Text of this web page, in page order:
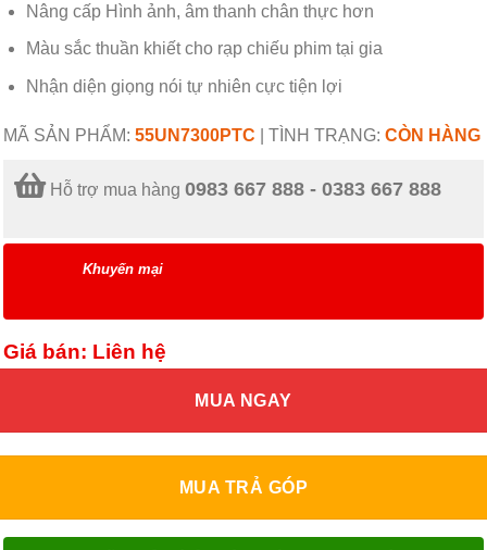
Nâng cấp Hình ảnh, âm thanh chân thực hơn
Màu sắc thuần khiết cho rạp chiếu phim tại gia
Nhận diện giọng nói tự nhiên cực tiện lợi
MÃ SẢN PHẨM: 55UN7300PTC TÌNH TRẠNG: CÒN HÀNG
Hỗ trợ mua hàng 0983 667 888 - 0383 667 888
Khuyến mại
Giá bán: Liên hệ
MUA NGAY
MUA TRẢ GÓP